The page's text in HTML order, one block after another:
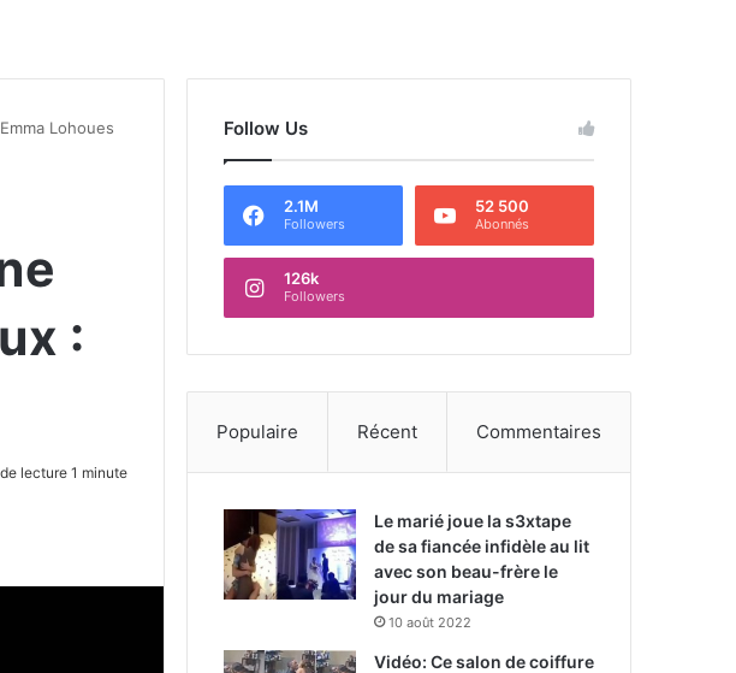
Lohoues
:
lecture 1 minute
Follow Us
2.1M
Followers
52 500
Abonnés
126k
Followers
Populaire Récent Commentaires
Le marié joue la s3xtape
de sa fiancée infidèle au lit
avec son beau-frère le
jour du mariage
10 août 2022
Vidéo: Ce salon de coiffure